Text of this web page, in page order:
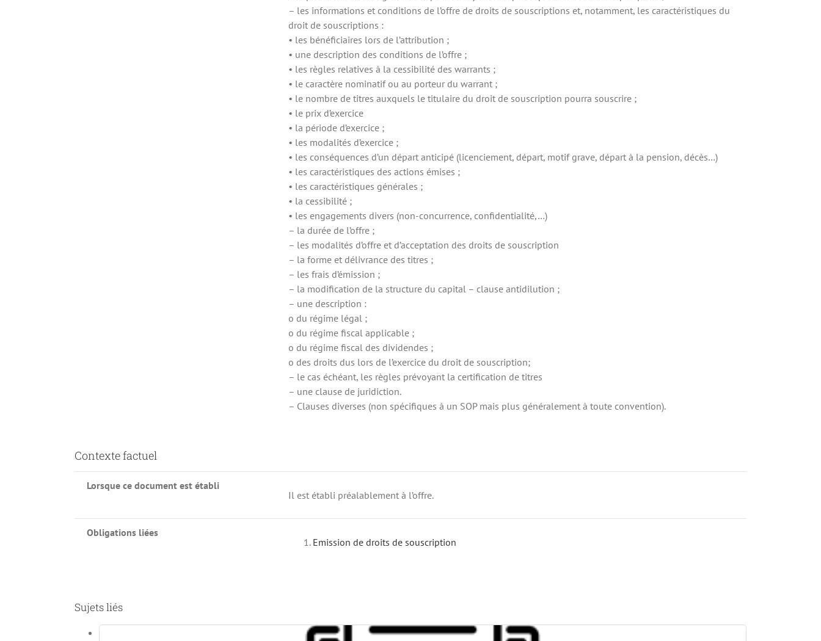
– les informations et conditions de l’offre de droits de souscriptions et, notamment, les caractéristiques du
droit de souscriptions :
• les bénéficiaires lors de l’attribution ;
• une description des conditions de l’offre ;
• les règles relatives à la cessibilité des warrants ;
• le caractère nominatif ou au porteur du warrant ;
• le nombre de titres auxquels le titulaire du droit de souscription pourra souscrire ;
• le prix d’exercice
• la période d’exercice ;
• les modalités d’exercice ;
• les conséquences d’un départ anticipé (licenciement, départ, motif grave, départ à la pension, décès…)
• les caractéristiques des actions émises ;
• les caractéristiques générales ;
• la cessibilité ;
• les engagements divers (non-concurrence, confidentialité,…)
– la durée de l’offre ;
– les modalités d’offre et d’acceptation des droits de souscription
– la forme et délivrance des titres ;
– les frais d’émission ;
– la modification de la structure du capital – clause antidilution ;
– une description :
o du régime légal ;
o du régime fiscal applicable ;
o du régime fiscal des dividendes ;
o des droits dus lors de l’exercice du droit de souscription;
– le cas échéant, les règles prévoyant la certification de titres
– une clause de juridiction.
– Clauses diverses (non spécifiques à un SOP mais plus généralement à toute convention).
Contexte factuel
Lorsque ce document est établi
Il est établi préalablement à l’offre.
Obligations liées
Emission de droits de souscription
Sujets liés